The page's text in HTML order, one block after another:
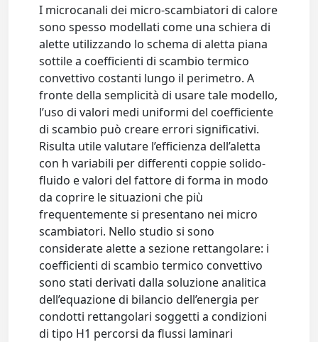
I microcanali dei micro-scambiatori di calore
sono spesso modellati come una schiera di
alette utilizzando lo schema di aletta piana
sottile a coefficienti di scambio termico
convettivo costanti lungo il perimetro. A
fronte della semplicità di usare tale modello,
l’uso di valori medi uniformi del coefficiente
di scambio può creare errori significativi.
Risulta utile valutare l’efficienza dell’aletta
con h variabili per differenti coppie solido-
fluido e valori del fattore di forma in modo
da coprire le situazioni che più
frequentemente si presentano nei micro
scambiatori. Nello studio si sono
considerate alette a sezione rettangolare: i
coefficienti di scambio termico convettivo
sono stati derivati dalla soluzione analitica
dell’equazione di bilancio dell’energia per
condotti rettangolari soggetti a condizioni
di tipo H1 percorsi da flussi laminari